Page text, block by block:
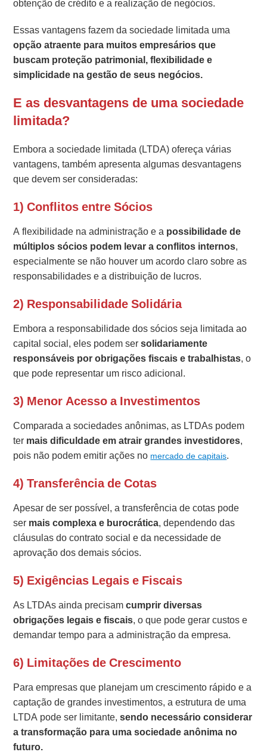
obtenção de crédito e a realização de negócios.
Essas vantagens fazem da sociedade limitada uma
opção atraente para muitos empresários que
buscam proteção patrimonial, flexibilidade e
simplicidade na gestão de seus negócios.
E as desvantagens de uma sociedade
limitada?
Embora a sociedade limitada (LTDA) ofereça várias
vantagens, também apresenta algumas desvantagens
que devem ser consideradas:
1) Conflitos entre Sócios
A flexibilidade na administração e a possibilidade de
múltiplos sócios podem levar a conflitos internos,
especialmente se não houver um acordo claro sobre as
responsabilidades e a distribuição de lucros.
2) Responsabilidade Solidária
Embora a responsabilidade dos sócios seja limitada ao
capital social, eles podem sersolidariamente
responsáveis por obrigações fiscais e trabalhistas, o
que pode representar um risco adicional.
3) Menor Acesso a Investimentos
Comparada a sociedades anônimas, as LTDAs podem
ter mais dificuldade em atrair grandes investidores,
pois não podem emitir ações no mercado de capitais.
4) Transferência de Cotas
Apesar de ser possível, a transferência de cotas pode
ser mais complexa e burocrática, dependendo das
cláusulas do contrato social e da necessidade de
aprovação dos demais sócios.
5) Exigências Legais e Fiscais
As LTDAs ainda precisamcumprir diversas
obrigações legais e fiscais, o que pode gerar custos e
demandar tempo para a administração da empresa.
6) Limitações de Crescimento
Para empresas que planejam um crescimento rápido e a
captação de grandes investimentos, a estrutura de uma
LTDA pode ser limitante,sendo necessário considerar
a transformação para uma sociedade anônima no
futuro.